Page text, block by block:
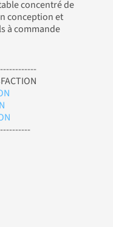
concentré de
conception et
à commande